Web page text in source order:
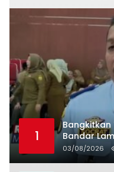
1
Bangkitkan
Bandar
03/08/2026